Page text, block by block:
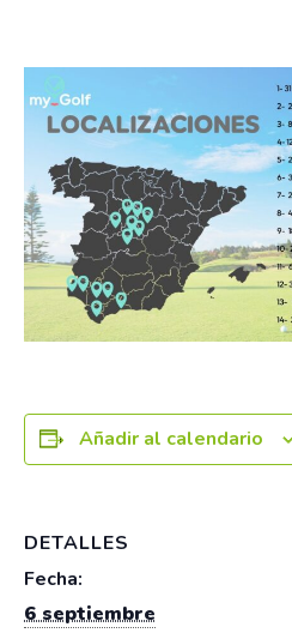
Añadir al calendario
DETALLES
Fecha:
6 septiembre